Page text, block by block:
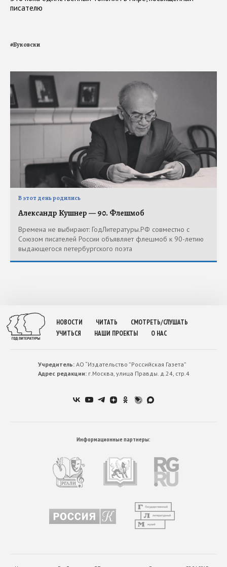
писателю
#Буковски
В этот день родились
Александр Кушнер — 90. Флешмоб
Времена не выбирают: ГодЛитературы.РФ совместно с
Союзом писателей России объявляет флешмоб к 90-летию
выдающегося петербургского поэта
НОВОСТИ ЧИТАТЬ
СМОТРЕТЬ/СЛУШАТЬ
УЧИТЬСЯ
НАШИ ПРОЕКТЫ О НАС
Учредитель:АО “Издательство ”Российская Газета”
Адрес редакции:г.Москва, улица Правды. д.24, стр.4
Информационные партнеры: